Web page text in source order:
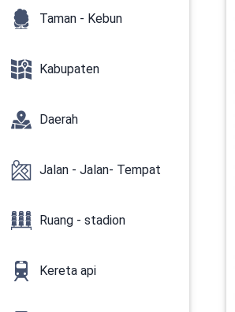
Taman - Kebun
Kabupaten
Daerah
Jalan - Jalan- Tempat
Ruang - stadion
Kereta api